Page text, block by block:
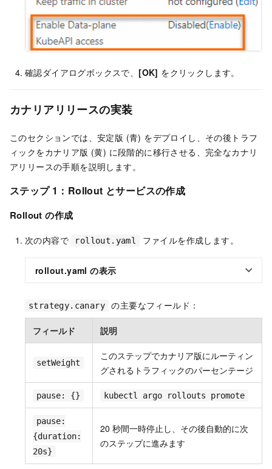
確認ダイアログボックスで、 [OK] をクリックします。
カナリアリリースの実装
このセクションでは、安定版 (青) をデプロイし、その後トラフ
ィックをカナリア版 (黄) に段階的に移行させる、完全なカナリ
アリリースの手順を説明します。
ステップ 1：Rollout とサービスの作成
Rollout の作成
次の内容で rollout.yaml ファイルを作成します。
rollout.yaml の表示
strategy.canary の主要なフィールド：
フィールド 説明
setWeight
このステップでカナリア版にルーティン
グされるトラフィックのパーセンテージ
pause: {} kubectl argo rollouts promote
pause:
{duration:
20s}
20 秒間一時停止し、その後自動的に次
のステップに進みます